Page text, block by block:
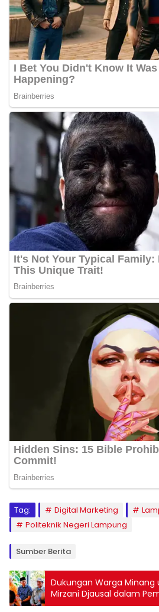
Tag: Digital Marketing
Politeknik Negeri Lampung
Sumber Berita
Dukungan Warga Minang
Mirzani Djausal dalam
Lampung